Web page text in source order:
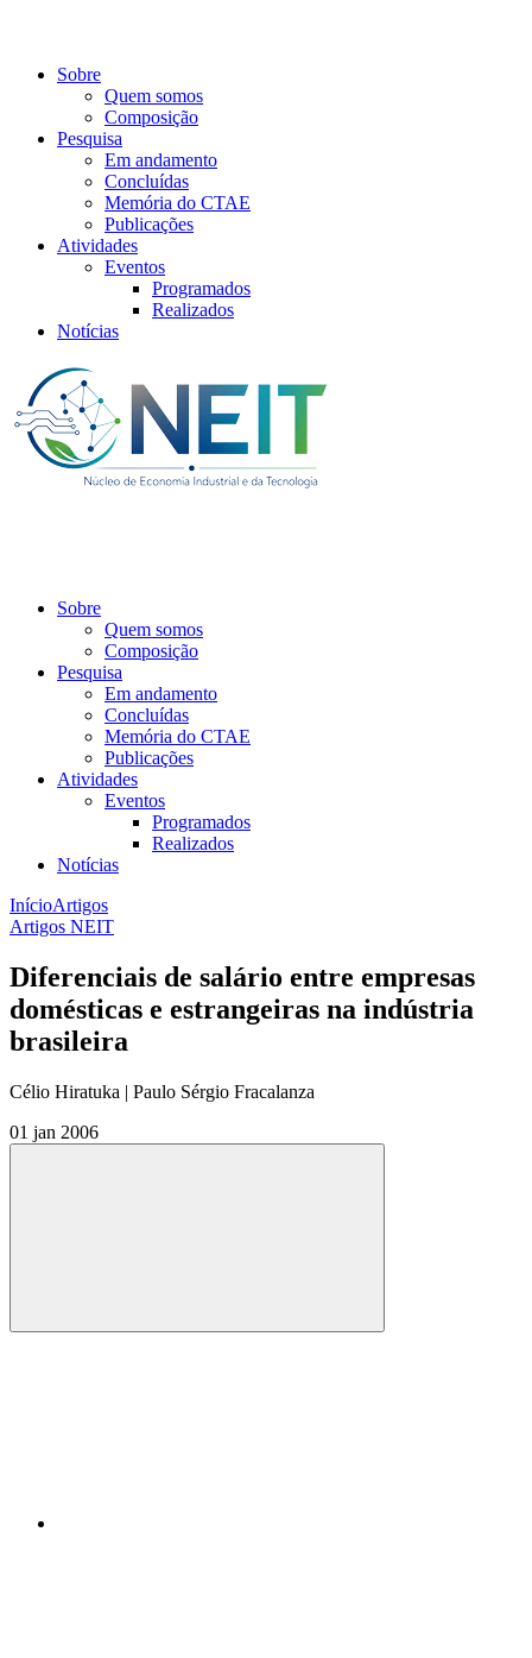
Sobre
Quem somos
Composição
Pesquisa
Em andamento
Concluídas
Memória do CTAE
Publicações
Atividades
Eventos
Programados
Realizados
Notícias
Sobre
Quem somos
Composição
Pesquisa
Em andamento
Concluídas
Memória do CTAE
Publicações
Atividades
Eventos
Programados
Realizados
Notícias
InícioArtigos
Artigos NEIT
Diferenciais de salário entre empresas
domésticas e estrangeiras na indústria
brasileira
Célio Hiratuka | Paulo Sérgio Fracalanza
01 jan 2006
Compartilhar